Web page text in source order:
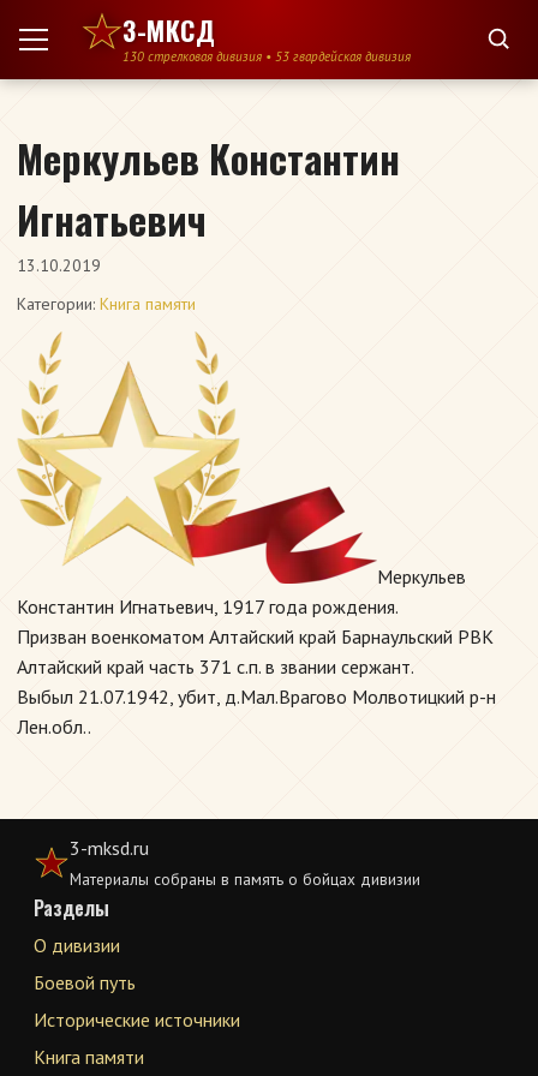
Перейти к содержимому
3-МКСД
130 стрелковая дивизия • 53 гвардейская дивизия
Меркульев Константин
Игнатьевич
13.10.2019
Категории: Книга памяти
Меркульев
Константин Игнатьевич, 1917 года рождения.
Призван военкоматом Алтайский край Барнаульский РВК
Алтайский край часть 371 с.п. в звании сержант.
Выбыл 21.07.1942, убит, д.Мал.Врагово Молвотицкий р-н
Лен.обл..
3-mksd.ru
Материалы собраны в память о бойцах дивизии
Разделы
О дивизии
Боевой путь
Исторические источники
Книга памяти